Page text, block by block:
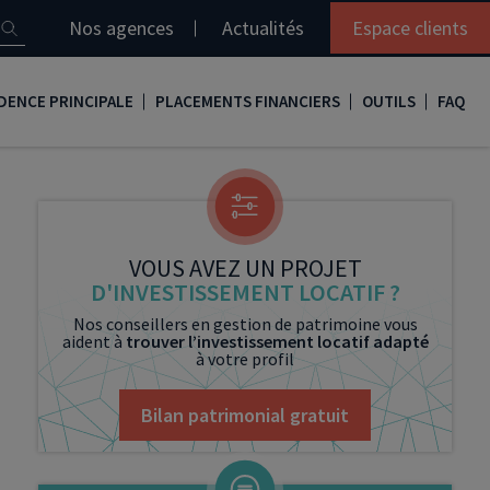
Nos agences Actualités Espace clients
PRINCIPALE
de prêt immobilier
son crédit immobilier
PLACEMENTS FINANCIERS
PEA
Loi Madelin
SCPI
FCPI
OUTILS
Simulation loi Denormandie
Comment réaliser son bilan patrimonial ?
Le guide de la loi Denormandie 2026
Simulation prêt immobilier
Nos vidéos
Nos Podcasts
FAQ
VOUS AVEZ UN PROJET
D'INVESTISSEMENT LOCATIF ?
Nos conseillers en gestion de patrimoine vous
aident à trouver l’investissement locatif adapté
à votre profil
Bilan patrimonial gratuit